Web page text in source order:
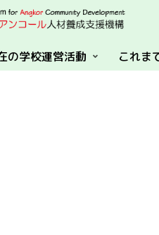
の学校運営活動 これま